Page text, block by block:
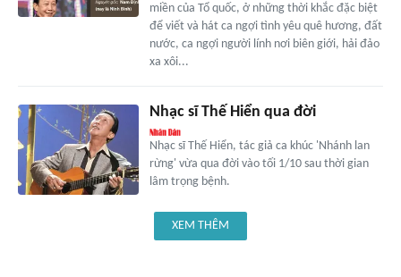
miền của Tổ quốc, ở những thời khắc đặc biệt
để viết và hát ca ngợi tình yêu quê hương, đất
nước, ca ngợi người lính nơi biên giới, hải đảo
xa xôi...
Nhạc sĩ Thế Hiển qua đời
Nhạc sĩ Thế Hiển, tác giả ca khúc 'Nhánh lan
rừng' vừa qua đời vào tối 1/10 sau thời gian
lâm trọng bệnh.
XEM THÊM